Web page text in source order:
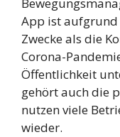
App ist
Zwecke als die
Corona-
Öffentlichkeit
gehört auch die
nutzen viele
wieder.